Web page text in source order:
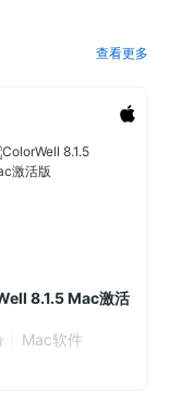
查看更多
8.1.5 Mac激活
Mac软件